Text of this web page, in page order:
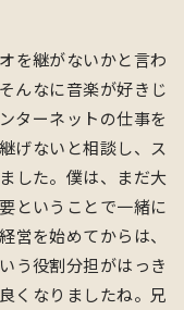
を継がないかと言わ
んなに音楽が好きじ
ターネットの仕事を
げないと相談し、ス
した。僕は、まだ大
ということで一緒に
営を始めてからは、
う役割分担がはっき
くなりましたね。兄